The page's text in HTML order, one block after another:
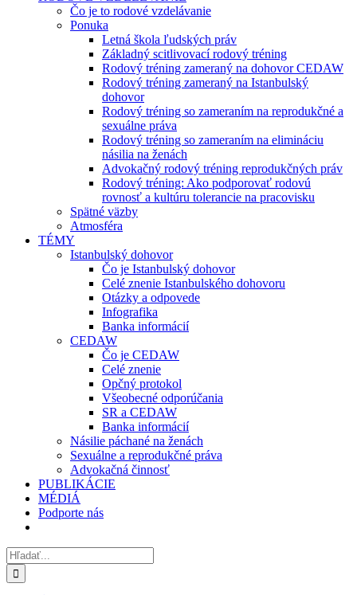
Čo je to rodové vzdelávanie
Ponuka
Letná škola ľudských práv
Základný scitlivovací rodový tréning
Rodový tréning zameraný na dohovor CEDAW
Rodový tréning zameraný na Istanbulský
dohovor
Rodový tréning so zameraním na reprodukčné a
sexuálne práva
Rodový tréning so zameraním na elimináciu
násilia na ženách
Advokačný rodový tréning reprodukčných práv
Rodový tréning: Ako podporovať rodovú
rovnosť a kultúru tolerancie na pracovisku
Spätné väzby
Atmosféra
TÉMY
Istanbulský dohovor
Čo je Istanbulský dohovor
Celé znenie Istanbulského dohovoru
Otázky a odpovede
Infografika
Banka informácií
CEDAW
Čo je CEDAW
Celé znenie
Opčný protokol
Všeobecné odporúčania
SR a CEDAW
Banka informácií
Násilie páchané na ženách
Sexuálne a reprodukčné práva
Advokačná činnosť
PUBLIKÁCIE
MÉDIÁ
Podporte nás
Hľadať: